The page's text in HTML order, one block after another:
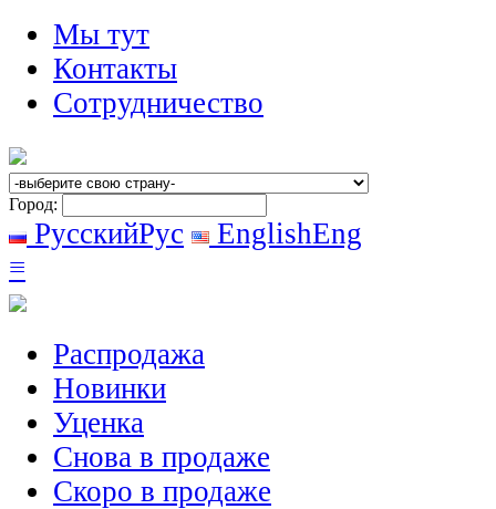
Мы тут
Контакты
Сотрудничество
Город:
РусскийРус EnglishEng
≡
Распродажа
Новинки
Уценка
Снова в продаже
Скоро в продаже